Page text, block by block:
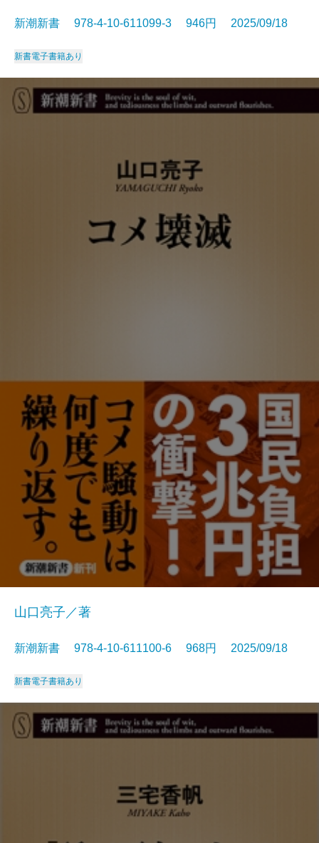
新潮新書 978-4-10-611099-3 946円 2025/09/18
新書電子書籍あり
山口亮子／著
新潮新書 978-4-10-611100-6 968円 2025/09/18
新書電子書籍あり